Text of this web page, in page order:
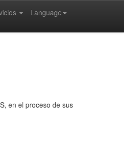
Language
en el proceso de sus